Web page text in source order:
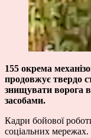
155 окрема
продовжує твердо
знищувати ворога
засобами.
Кадри бойової
соціальних мережах.